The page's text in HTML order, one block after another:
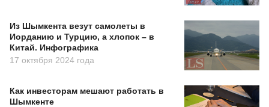
Из Шымкента везут самолеты в
Иорданию и Турцию, а хлопок – в
Китай. Инфографика
17 октября 2024 года
Как инвесторам мешают работать в
Шымкенте